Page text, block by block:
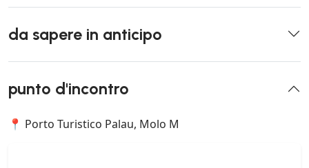
da sapere in anticipo
punto d'incontro
📍 Porto Turistico Palau, Molo M